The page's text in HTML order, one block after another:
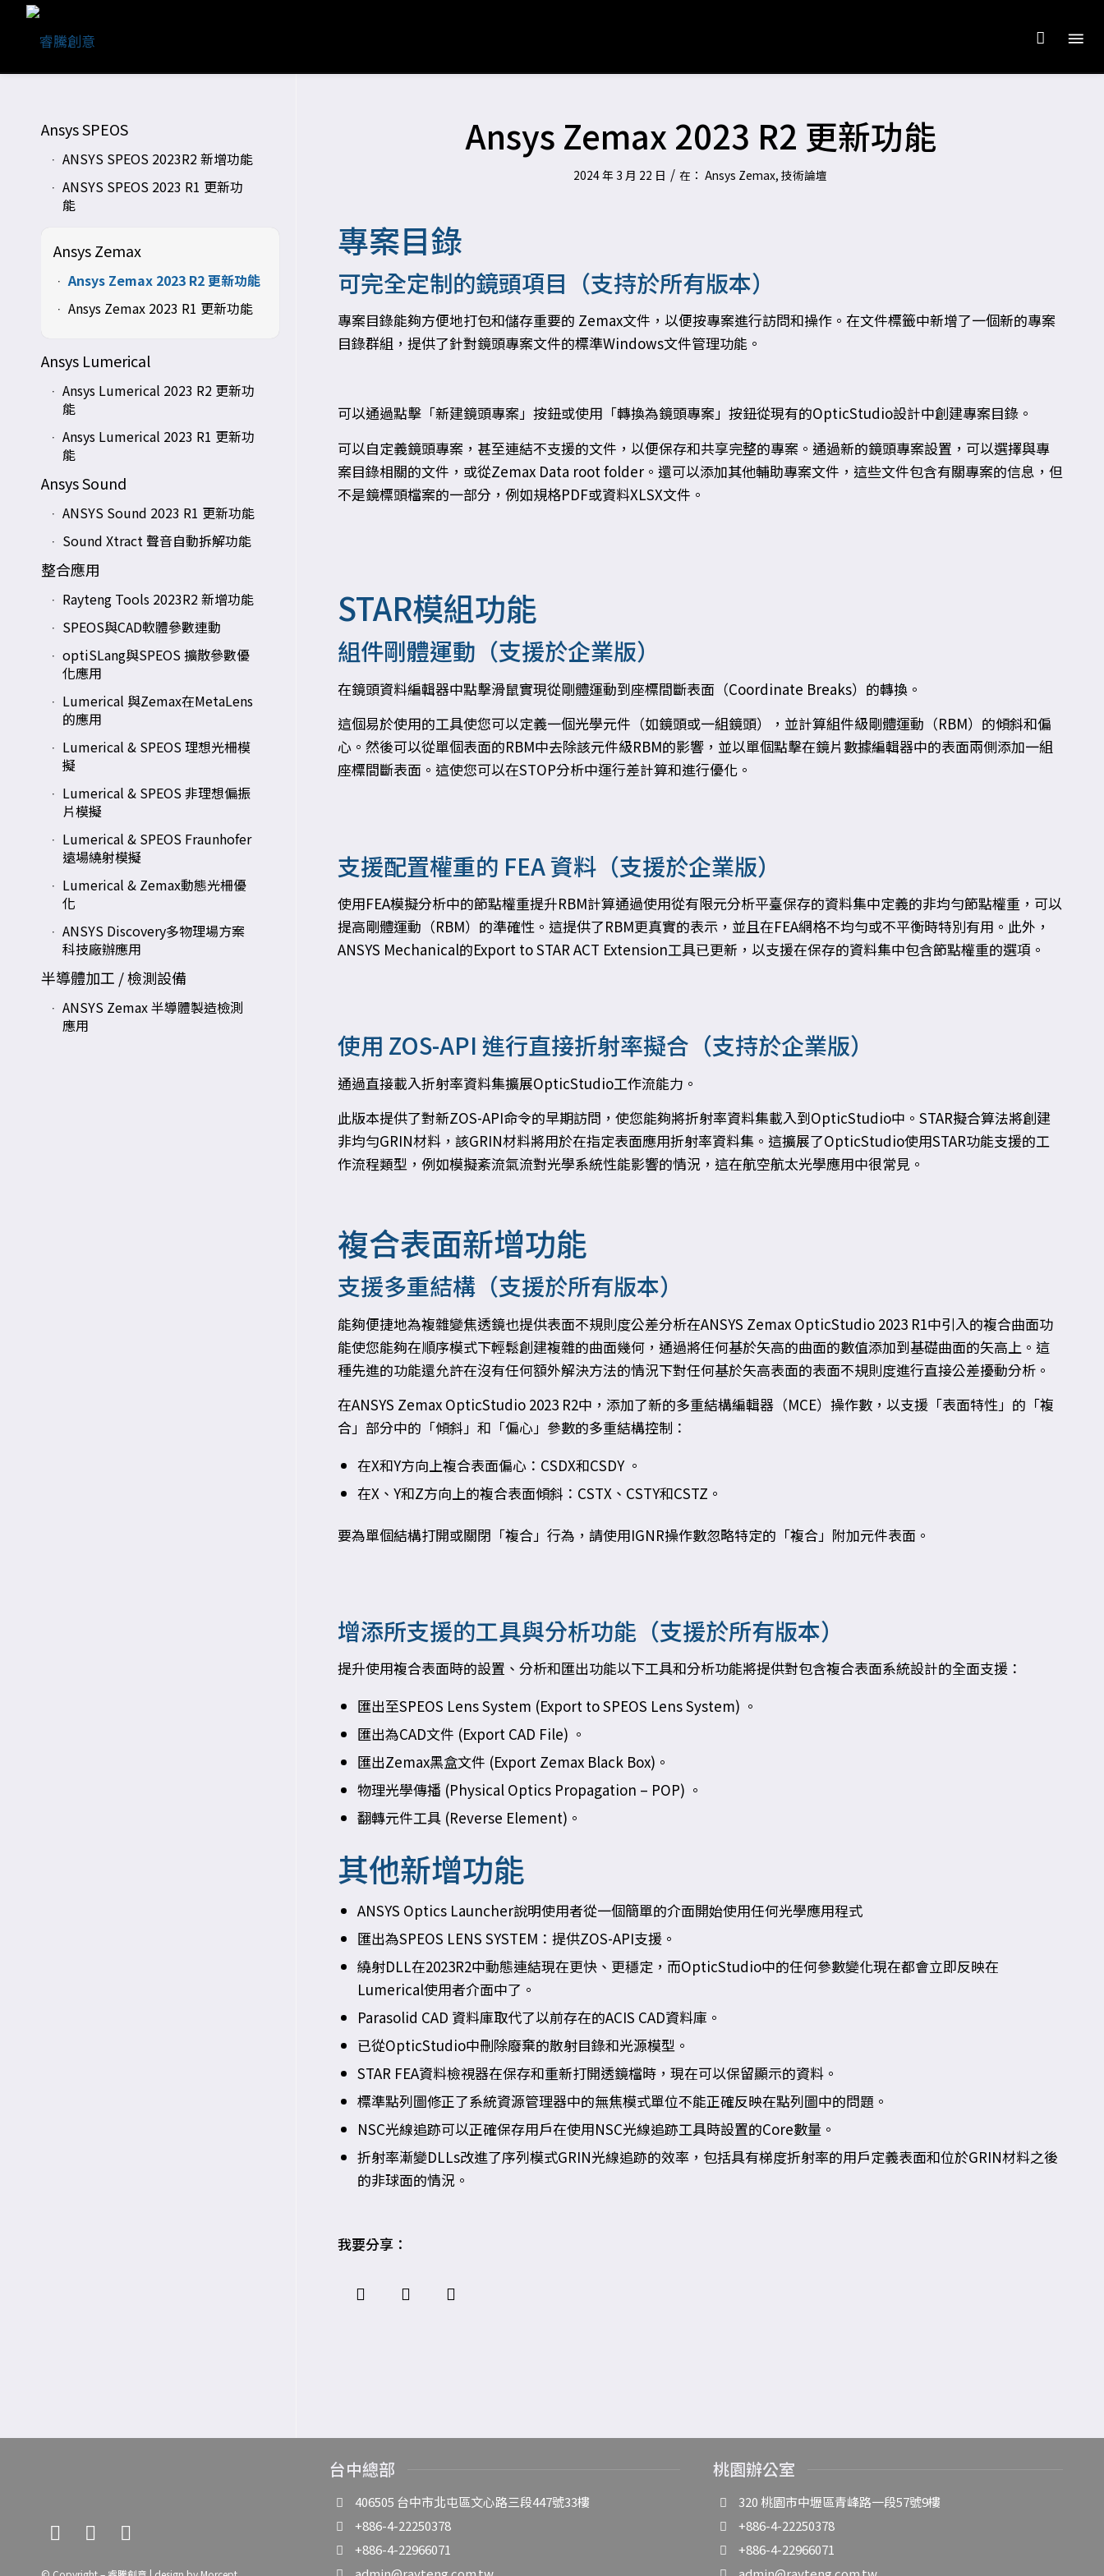
Ansys Zemax 2023 R2 更新功能
2024 年 3 月 22 日 / 在： Ansys Zemax, 技術論壇
專案目錄
可完全定制的鏡頭項目（支持於所有版本）
專案目錄能夠方便地打包和儲存重要的 Zemax文件，以便按專案進行訪問和操作。在文件標籤中新增了一個新的專案
目錄群組，提供了針對鏡頭專案文件的標準Windows文件管理功能。
可以通過點擊「新建鏡頭專案」按鈕或使用「轉換為鏡頭專案」按鈕從現有的OpticStudio設計中創建專案目錄。
可以自定義鏡頭專案，甚至連結不支援的文件，以便保存和共享完整的專案。通過新的鏡頭專案設置，可以選擇與專
案目錄相關的文件，或從Zemax Data root folder。還可以添加其他輔助專案文件，這些文件包含有關專案的信息，但
不是鏡標頭檔案的一部分，例如規格PDF或資料XLSX文件。
STAR模組功能
組件剛體運動（支援於企業版）
在鏡頭資料編輯器中點擊滑鼠實現從剛體運動到座標間斷表面（Coordinate Breaks）的轉換。
這個易於使用的工具使您可以定義一個光學元件（如鏡頭或一組鏡頭），並計算組件級剛體運動（RBM）的傾斜和偏
心。然後可以從單個表面的RBM中去除該元件級RBM的影響，並以單個點擊在鏡片數據編輯器中的表面兩側添加一組
座標間斷表面。這使您可以在STOP分析中運行差計算和進行優化。
支援配置權重的 FEA 資料（支援於企業版）
使用FEA模擬分析中的節點權重提升RBM計算通過使用從有限元分析平臺保存的資料集中定義的非均勻節點權重，可以
提高剛體運動（RBM）的準確性。這提供了RBM更真實的表示，並且在FEA網格不均勻或不平衡時特別有用。此外，
ANSYS Mechanical的Export to STAR ACT Extension工具已更新，以支援在保存的資料集中包含節點權重的選項。
使用 ZOS-API 進行直接折射率擬合（支持於企業版）
通過直接載入折射率資料集擴展OpticStudio工作流能力。
此版本提供了對新ZOS-API命令的早期訪問，使您能夠將折射率資料集載入到OpticStudio中。STAR擬合算法將創建
非均勻GRIN材料，該GRIN材料將用於在指定表面應用折射率資料集。這擴展了OpticStudio使用STAR功能支援的工
作流程類型，例如模擬紊流氣流對光學系統性能影響的情況，這在航空航太光學應用中很常見。
複合表面新增功能
支援多重結構（支援於所有版本）
能夠便捷地為複雜變焦透鏡也提供表面不規則度公差分析在ANSYS Zemax OpticStudio 2023 R1中引入的複合曲面功
能使您能夠在順序模式下輕鬆創建複雜的曲面幾何，通過將任何基於矢高的曲面的數值添加到基礎曲面的矢高上。這
種先進的功能還允許在沒有任何額外解決方法的情況下對任何基於矢高表面的表面不規則度進行直接公差擾動分析。
在ANSYS Zemax OpticStudio 2023 R2中，添加了新的多重結構編輯器（MCE）操作數，以支援「表面特性」的「複
合」部分中的「傾斜」和「偏心」參數的多重結構控制：
在X和Y方向上複合表面偏心：CSDX和CSDY 。
在X、Y和Z方向上的複合表面傾斜：CSTX、CSTY和CSTZ。
要為單個結構打開或關閉「複合」行為，請使用IGNR操作數忽略特定的「複合」附加元件表面。
增添所支援的工具與分析功能（支援於所有版本）
提升使用複合表面時的設置、分析和匯出功能以下工具和分析功能將提供對包含複合表面系統設計的全面支援：
匯出至SPEOS Lens System (Export to SPEOS Lens System) 。
匯出為CAD文件 (Export CAD File) 。
匯出Zemax黑盒文件 (Export Zemax Black Box)。
物理光學傳播 (Physical Optics Propagation – POP) 。
翻轉元件工具 (Reverse Element)。
其他新增功能
ANSYS Optics Launcher說明使用者從一個簡單的介面開始使用任何光學應用程式
匯出為SPEOS LENS SYSTEM：提供ZOS-API支援。
繞射DLL在2023R2中動態連結現在更快、更穩定，而OpticStudio中的任何參數變化現在都會立即反映在
Lumerical使用者介面中了。
Parasolid CAD 資料庫取代了以前存在的ACIS CAD資料庫。
已從OpticStudio中刪除廢棄的散射目錄和光源模型。
STAR FEA資料檢視器在保存和重新打開透鏡檔時，現在可以保留顯示的資料。
標準點列圖修正了系統資源管理器中的無焦模式單位不能正確反映在點列圖中的問題。
NSC光線追跡可以正確保存用戶在使用NSC光線追跡工具時設置的Core數量。
折射率漸變DLLs改進了序列模式GRIN光線追跡的效率，包括具有梯度折射率的用戶定義表面和位於GRIN材料之後
的非球面的情況。
我要分享：
Ansys SPEOS
ANSYS SPEOS 2023R2 新增功能
ANSYS SPEOS 2023 R1 更新功
能
Ansys Zemax
Ansys Zemax 2023 R2 更新功能
Ansys Zemax 2023 R1 更新功能
Ansys Lumerical
Ansys Lumerical 2023 R2 更新功
能
Ansys Lumerical 2023 R1 更新功
能
Ansys Sound
ANSYS Sound 2023 R1 更新功能
Sound Xtract 聲音自動拆解功能
整合應用
Rayteng Tools 2023R2 新增功能
SPEOS與CAD軟體參數連動
optiSLang與SPEOS 擴散參數優
化應用
Lumerical 與Zemax在MetaLens
的應用
Lumerical & SPEOS 理想光柵模
擬
Lumerical & SPEOS 非理想偏振
片模擬
Lumerical & SPEOS Fraunhofer
遠場繞射模擬
Lumerical & Zemax動態光柵優
化
ANSYS Discovery多物理場方案
科技廠辦應用
半導體加工 / 檢測設備
ANSYS Zemax 半導體製造檢測
應用
台中總部
406505 台中市北屯區文心路三段447號33樓
+886-4-22250378
+886-4-22966071
桃園辦公室
320 桃園市中壢區青峰路一段57號9樓
+886-4-22250378
+886-4-22966071